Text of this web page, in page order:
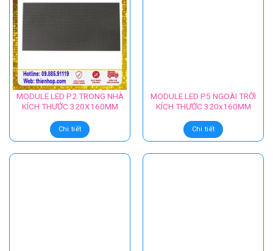
MODULE LED P2 TRONG NHÀ
KÍCH THƯỚC 320X160MM
Chi tiết
MODULE LED P5 NGOÀI TRỜI
KÍCH THƯỚC 320x160MM
Chi tiết